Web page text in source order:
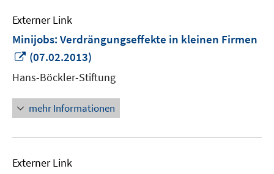
Externer Link
Minijobs: Verdrängungseffekte in kleinen Firmen
In
neuem
Fenster
öffnen
(07.02.2013)
Hans-Böckler-Stiftung
mehr Informationen
Externer Link